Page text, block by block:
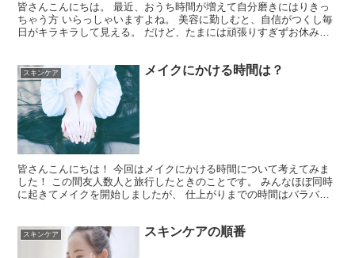
皆さんこんにちは。 最近、おうち時間が増えて自分磨きにはりきっ
ちゃう方 いらっしゃいますよね。 美容に勤しむと、自信がつくし毎
日がキラキラして見える。 だけど、たまには頑張りすぎずお休み期
スキンケア メイクにかける時間は？
皆さんこんにちは！ 今回はメイクにかける時間について考えてみま
した！ この間友人数人と旅行したときのことです。 みんなほぼ同時
に起きてメイクを開始しましたが、 仕上がりまでの時間はバラバ
スキンケア スキンケアの順番